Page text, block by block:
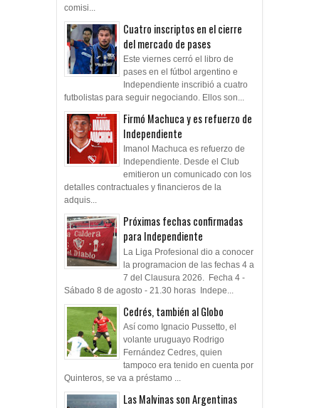
comisi...
Cuatro inscriptos en el cierre
del mercado de pases
Este viernes cerró el libro de
pases en el fútbol argentino e
Independiente inscribió a cuatro
futbolistas para seguir negociando. Ellos son...
Firmó Machuca y es refuerzo de
Independiente
Imanol Machuca es refuerzo de
Independiente. Desde el Club
emitieron un comunicado con los
detalles contractuales y financieros de la
adquis...
Próximas fechas confirmadas
para Independiente
La Liga Profesional dio a conocer
la programacion de las fechas 4 a
7 del Clausura 2026. Fecha 4 -
Sábado 8 de agosto - 21.30 horas Indepe...
Cedrés, también al Globo
Así como Ignacio Pussetto, el
volante uruguayo Rodrigo
Fernández Cedres, quien
tampoco era tenido en cuenta por
Quinteros, se va a préstamo ...
Las Malvinas son Argentinas